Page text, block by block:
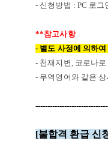
- 신청방법 : PC 로
**참고사항
- 별도 사정에 의하
- 천재지변, 코로나
- 무역영어와 같은
[불합격 환급 신